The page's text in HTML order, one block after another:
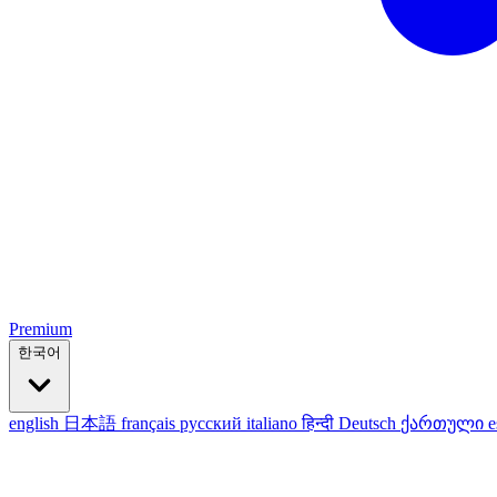
Premium
한국어
english 日本語 français русский italianoहिन्दी Deutsch ქართული